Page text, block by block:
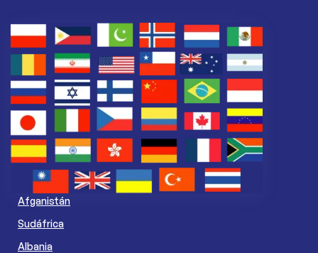
Afganistán
Sudáfrica
Albania